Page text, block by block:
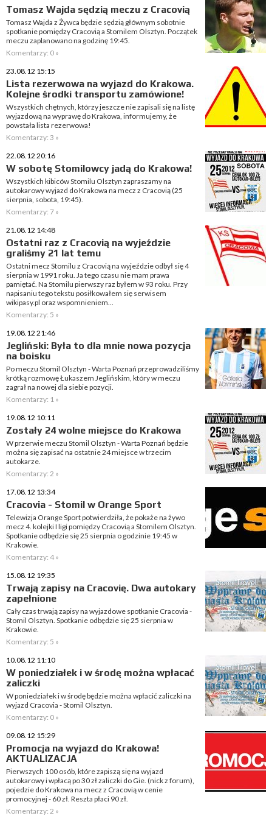
Tomasz Wajda sędzią meczu z Cracovią
Tomasz Wajda z Żywca będzie sędzią głównym sobotnie
spotkanie pomiędzy Cracovią a Stomilem Olsztyn. Początek
meczu zaplanowano na godzinę 19:45.
Komentarzy: 0 »
23.08.12 15:15
Lista rezerwowa na wyjazd do Krakowa.
Kolejne środki transportu zamówione!
Wszystkich chętnych, którzy jeszcze nie zapisali się na listę
wyjazdową na wyprawę do Krakowa, informujemy, że
powstała lista rezerwowa!
Komentarzy: 3 »
22.08.12 20:16
W sobotę Stomilowcy jadą do Krakowa!
Wszystkich kibiców Stomilu Olsztyn zapraszamy na
autokarowy wyjazd do Krakowa na mecz z Cracovią (25
sierpnia, sobota, 19:45).
Komentarzy: 7 »
21.08.12 14:48
Ostatni raz z Cracovią na wyjeździe
graliśmy 21 lat temu
Ostatni mecz Stomilu z Cracovią na wyjeździe odbył się 4
sierpnia w 1991 roku. Ja tego czasu nie mam prawa
pamiętać. Na Stomilu pierwszy raz byłem w 93 roku. Przy
napisaniu tego tekstu posiłkowałem się serwisem
wikipasy.pl oraz wspomnieniem...
Komentarzy: 5 »
19.08.12 21:46
Jegliński: Była to dla mnie nowa pozycja
na boisku
Po meczu Stomil Olsztyn - Warta Poznań przeprowadziliśmy
krótką rozmowę Łukaszem Jeglińskim, który w meczu
zagrał na nowej dla siebie pozycji.
Komentarzy: 1 »
19.08.12 10:11
Zostały 24 wolne miejsce do Krakowa
W przerwie meczu Stomil Olsztyn - Warta Poznań będzie
można się zapisać na ostatnie 24 miejsce w trzecim
autokarze.
Komentarzy: 2 »
17.08.12 13:34
Cracovia - Stomil w Orange Sport
Telewizja Orange Sport potwierdziła, że pokaże na żywo
mecz 4. kolejki I ligi pomiędzy Cracovią a Stomilem Olsztyn.
Spotkanie odbędzie się 25 sierpnia o godzinie 19:45 w
Krakowie.
Komentarzy: 4 »
15.08.12 19:35
Trwają zapisy na Cracovię. Dwa autokary
zapełnione
Cały czas trwają zapisy na wyjazdowe spotkanie Cracovia -
Stomil Olsztyn. Spotkanie odbędzie się 25 sierpnia w
Krakowie.
Komentarzy: 5 »
10.08.12 11:10
W poniedziałek i w środę można wpłacać
zaliczki
W poniedziałek i w środę będzie można wpłacić zaliczki na
wyjazd Cracovia - Stomil Olsztyn.
Komentarzy: 0 »
09.08.12 15:29
Promocja na wyjazd do Krakowa!
AKTUALIZACJA
Pierwszych 100 osób, które zapiszą się na wyjazd
autokarowy i wpłacą po 30 zł zaliczki do Gie. (nick z forum),
pojedzie do Krakowa na mecz z Cracovią w cenie
promocyjnej - 60 zł. Reszta płaci 90 zł.
Komentarzy: 2 »